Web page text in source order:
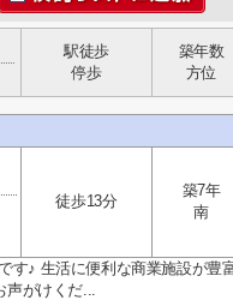
駅徒歩
停歩
築年数
方位
徒歩13分
築7年
南
す♪ 生活に便利な商業施設が豊
声がけくだ...